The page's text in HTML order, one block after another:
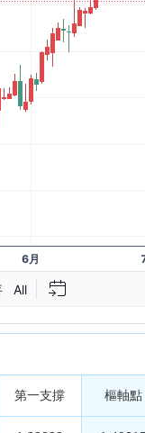
第一支撐 樞軸點